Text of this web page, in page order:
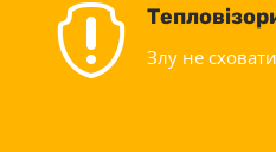
 Злу не